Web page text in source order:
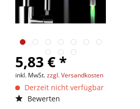
5,83 € *
inkl. MwSt.zzgl. Versandkosten
Derzeit nicht verfügbar
Bewerten